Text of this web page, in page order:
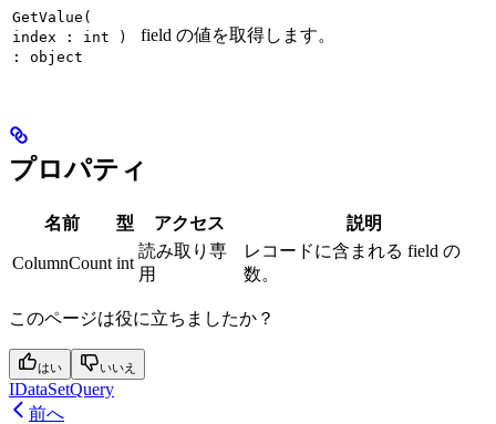
GetValue(
index : int )
: object
field の値を取得します。
プロパティ
名前 型 アクセス 説明
ColumnCount int
読み取り専
用
レコードに含まれる field の
数。
このページは役に立ちましたか？
はい いいえ
IDataSetQuery
前へ